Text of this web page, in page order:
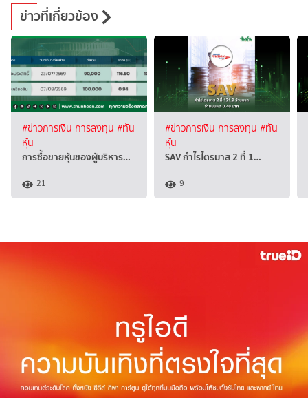
ข่าวที่เกี่ยวข้อง
#ข่าวการเงิน การลงทุน #ทัน
หุ้น
การซื้อขายหุ้นของผู้บริหาร…
21
#ข่าวการเงิน การลงทุน #ทัน
หุ้น
SAV กำไรไตรมาส 2 ที่ 1…
9